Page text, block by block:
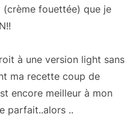
fouettée) que je
à une version light sans
ma recette coup de
encore meilleur à mon
parfait..alors ..